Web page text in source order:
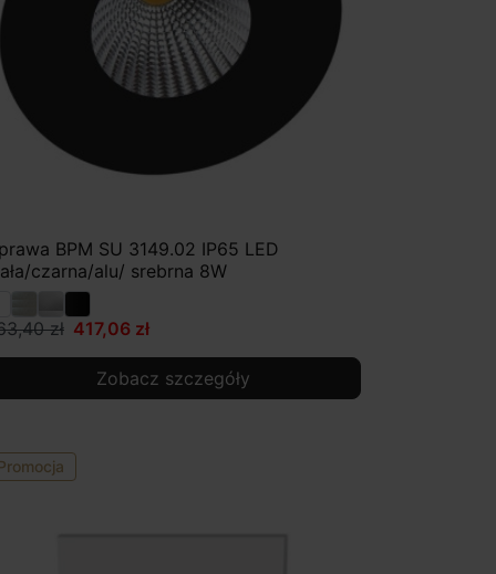
BPM SU 3149.02 IP65 LED
czarna/alu/ srebrna 8W
zł 417,06 zł
Zobacz szczegóły